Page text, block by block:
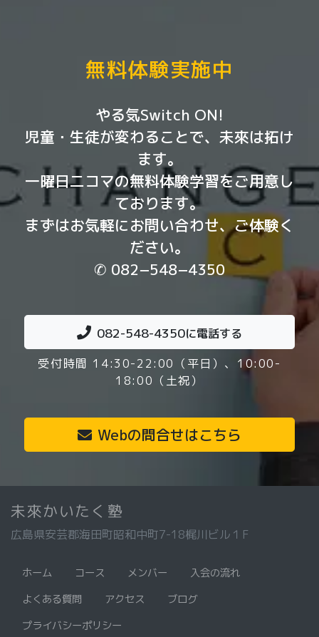
無料体験実施中
やる気Switch ON!
児童・生徒が変わることで、未來は拓け
ます。
一曜日二コマの無料体験学習をご用意し
ております。
まずはお気軽にお問い合わせ、ご体験く
ださい。
✆ 082−548−4350
082-548-4350に電話する
受付時間 14:30-22:00（平日）、10:00-
18:00（土祝）
Webの問合せはこちら
未來かいたく塾
広島県安芸郡海田町昭和中町7-18梶川ビル１F
ホーム コース メンバー
入会の流れ
よくある質問
アクセス
ブログ
プライバシーポリシー